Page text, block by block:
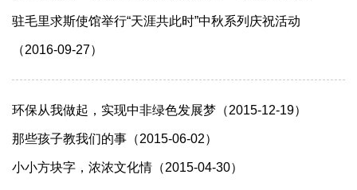
驻毛里求斯使馆举行“天涯共此时”中秋系列庆祝活动
（2016-09-27）
环保从我做起，实现中非绿色发展梦（2015-12-19）
那些孩子教我们的事（2015-06-02）
小小方块字，浓浓文化情（2015-04-30）